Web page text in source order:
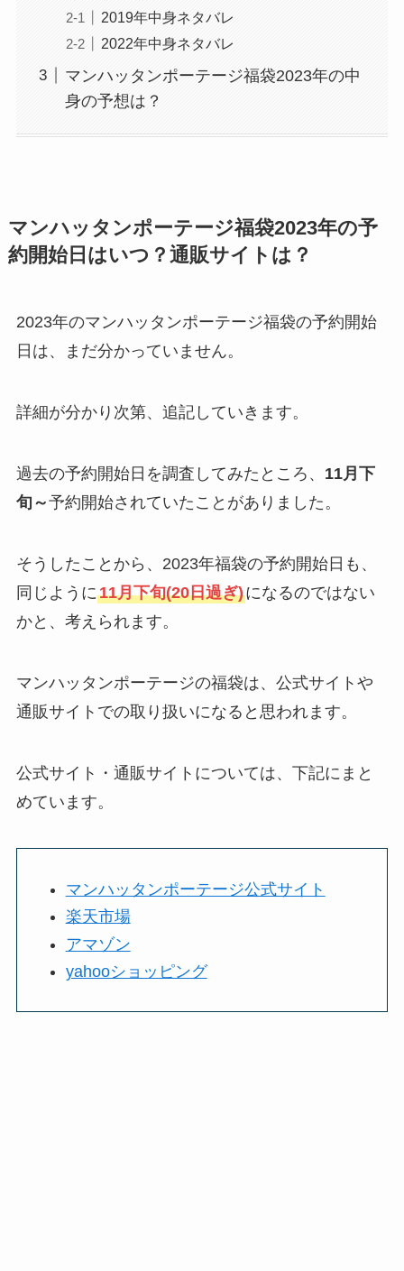
2019年中身ネタバレ
2022年中身ネタバレ
マンハッタンポーテージ福袋2023年の中
身の予想は？
マンハッタンポーテージ福袋2023年の予
約開始日はいつ？通販サイトは？
2023年のマンハッタンポーテージ福袋の予約開始
日は、まだ分かっていません。
詳細が分かり次第、追記していきます。
過去の予約開始日を調査してみたところ、 11月下
旬～予約開始されていたことがありました。
そうしたことから、2023年福袋の予約開始日も、
同じように11月下旬(20日過ぎ)になるのではない
かと、考えられます。
マンハッタンポーテージの福袋は、公式サイトや
通販サイトでの取り扱いになると思われます。
公式サイト・通販サイトについては、下記にまと
めています。
マンハッタンポーテージ公式サイト
楽天市場
アマゾン
yahooショッピング